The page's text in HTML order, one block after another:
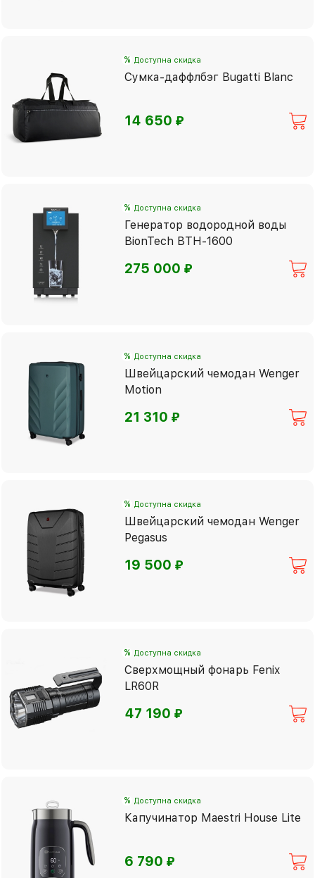
% Доступна скидка
Сумка-даффлбэг Bugatti Blanc
14 650⃏
% Доступна скидка
Генератор водородной воды
BionTech BTH-1600
275 000⃏
% Доступна скидка
Швейцарский чемодан Wenger
Motion
21 310⃏
% Доступна скидка
Швейцарский чемодан Wenger
Pegasus
19 500⃏
% Доступна скидка
Сверхмощный фонарь Fenix
LR60R
47 190⃏
% Доступна скидка
Капучинатор Maestri House Lite
6 790⃏